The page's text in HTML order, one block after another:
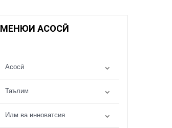
МЕНЮИ АСОСӢ
Асосӣ
Таълим
Илм ва инноватсия